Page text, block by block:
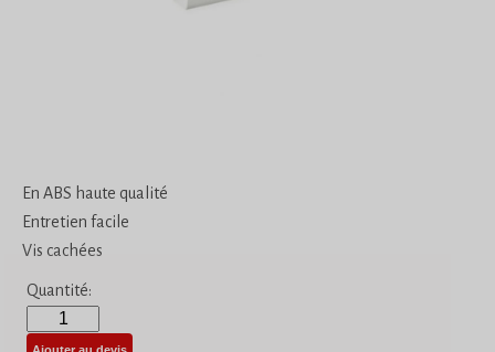
En ABS haute qualité
Entretien facile
Vis cachées
Quantité: